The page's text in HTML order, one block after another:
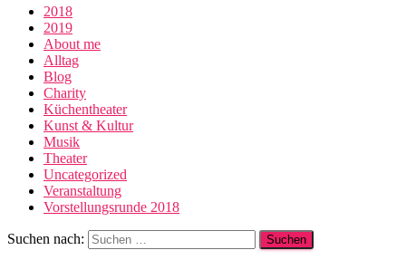
2018
2019
About me
Alltag
Blog
Charity
Küchentheater
Kunst & Kultur
Musik
Theater
Uncategorized
Veranstaltung
Vorstellungsrunde 2018
Suchen nach: